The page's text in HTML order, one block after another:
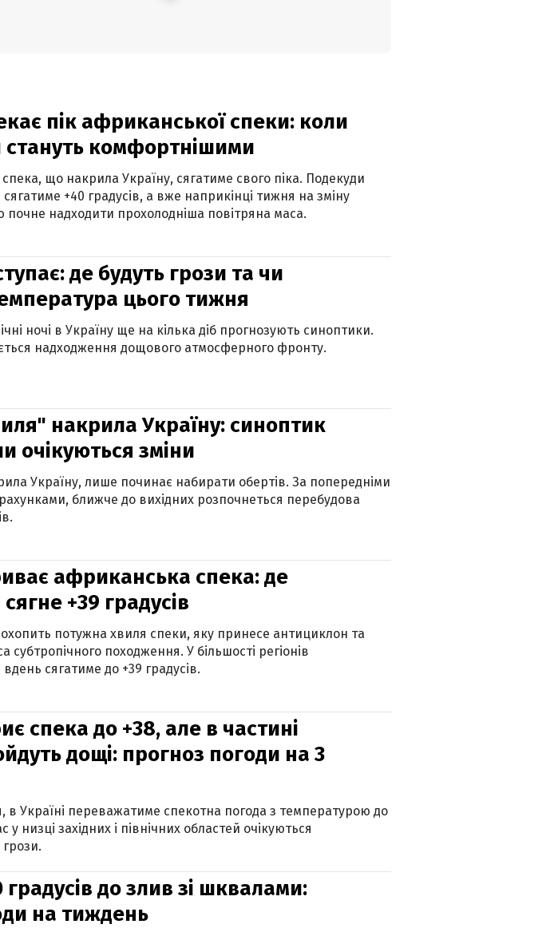
пік африканської спеки: коли
стануть комфортнішими
що накрила Україну, сягатиме свого піка. Подекуди
+40 градусів, а вже наприкінці тижня на зміну
почне надходити прохолодніша повітряна маса.
де будуть грози та чи
цього тижня
ночі в Україну ще на кілька діб прогнозують синоптики.
надходження дощового атмосферного фронту.
накрила Україну: синоптик
очікуються зміни
Україну, лише починає набирати обертів. За попередніми
ближче до вихідних розпочнеться перебудова
африканська спека: де
+39 градусів
потужна хвиля спеки, яку принесе антициклон та
субтропічного походження. У більшості регіонів
сягатиме до +39 градусів.
спека до +38, але в частині
дощі: прогноз погоди на 3
в Україні переважатиме спекотна погода з температурою до
у низці західних і північних областей очікуються
грози.
градусів до злив зі шквалами:
на тиждень